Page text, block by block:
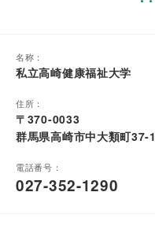
名称：
私立高崎健康福祉大学
住所：
〒370-0033
群馬県高崎市中大類町37-1
電話番号：
027-352-1290